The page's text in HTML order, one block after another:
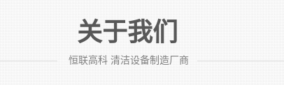
关于我们
恒联高科 清洁设备制造厂商